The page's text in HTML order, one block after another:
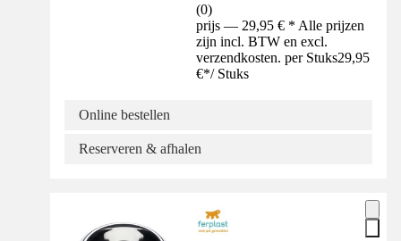
(0)
prijs — 29,95 € * Alle prijzen
zijn incl. BTW en excl.
verzendkosten. per Stuks29,95
€*/ Stuks
Online bestellen
Reserveren & afhalen